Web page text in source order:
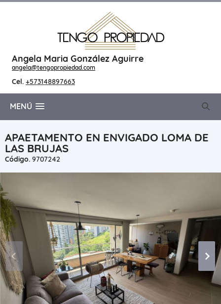
Angela Maria González Aguirre
angela@tengopropiedad.com
Cel. +573148897663
MENÚ
APAETAMENTO EN ENVIGADO LOMA DE
LAS BRUJAS
Código. 9707242